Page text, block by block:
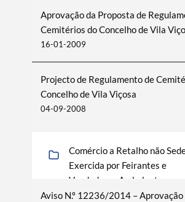
Aprovação da Proposta de
Cemitérios do Concelho de Vila
16-01-2009
Projecto de Regulamento de
Concelho de Vila Viçosa
04-09-2008
Comércio a Retalho não
Exercida por Feirantes e
Vendedores Ambulantes
Aviso N.º 12236/2014 – Aprovação